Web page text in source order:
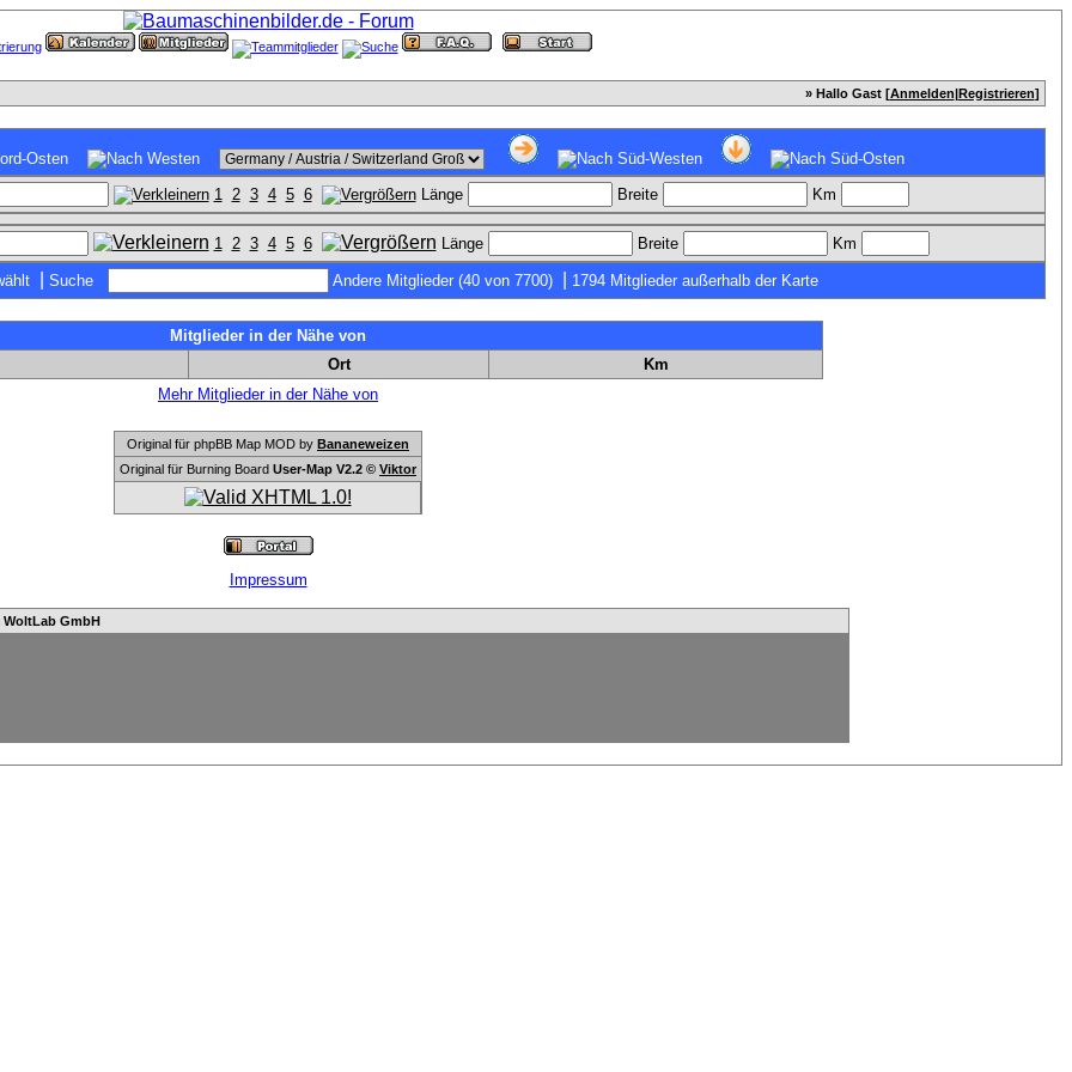
» Hallo Gast [Anmelden|Registrieren]
1 2 3 4 5 6 Länge Breite Km
1 2 3 4 5 6 Länge Breite Km
Suche Andere Mitglieder (40 von 7700) 1794 Mitglieder außerhalb der Karte
Mitglieder in der Nähe von
Ort
Km
Mehr Mitglieder in der Nähe von
Original für phpBB Map MOD by Bananeweizen
Original für Burning Board User-Map V2.2 © Viktor
Impressum
WoltLab GmbH